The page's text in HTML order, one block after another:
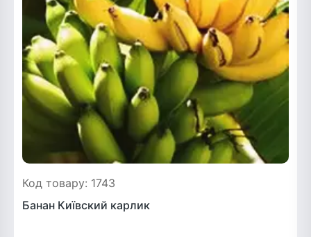
Код товару: 1743
Банан Київский карлик